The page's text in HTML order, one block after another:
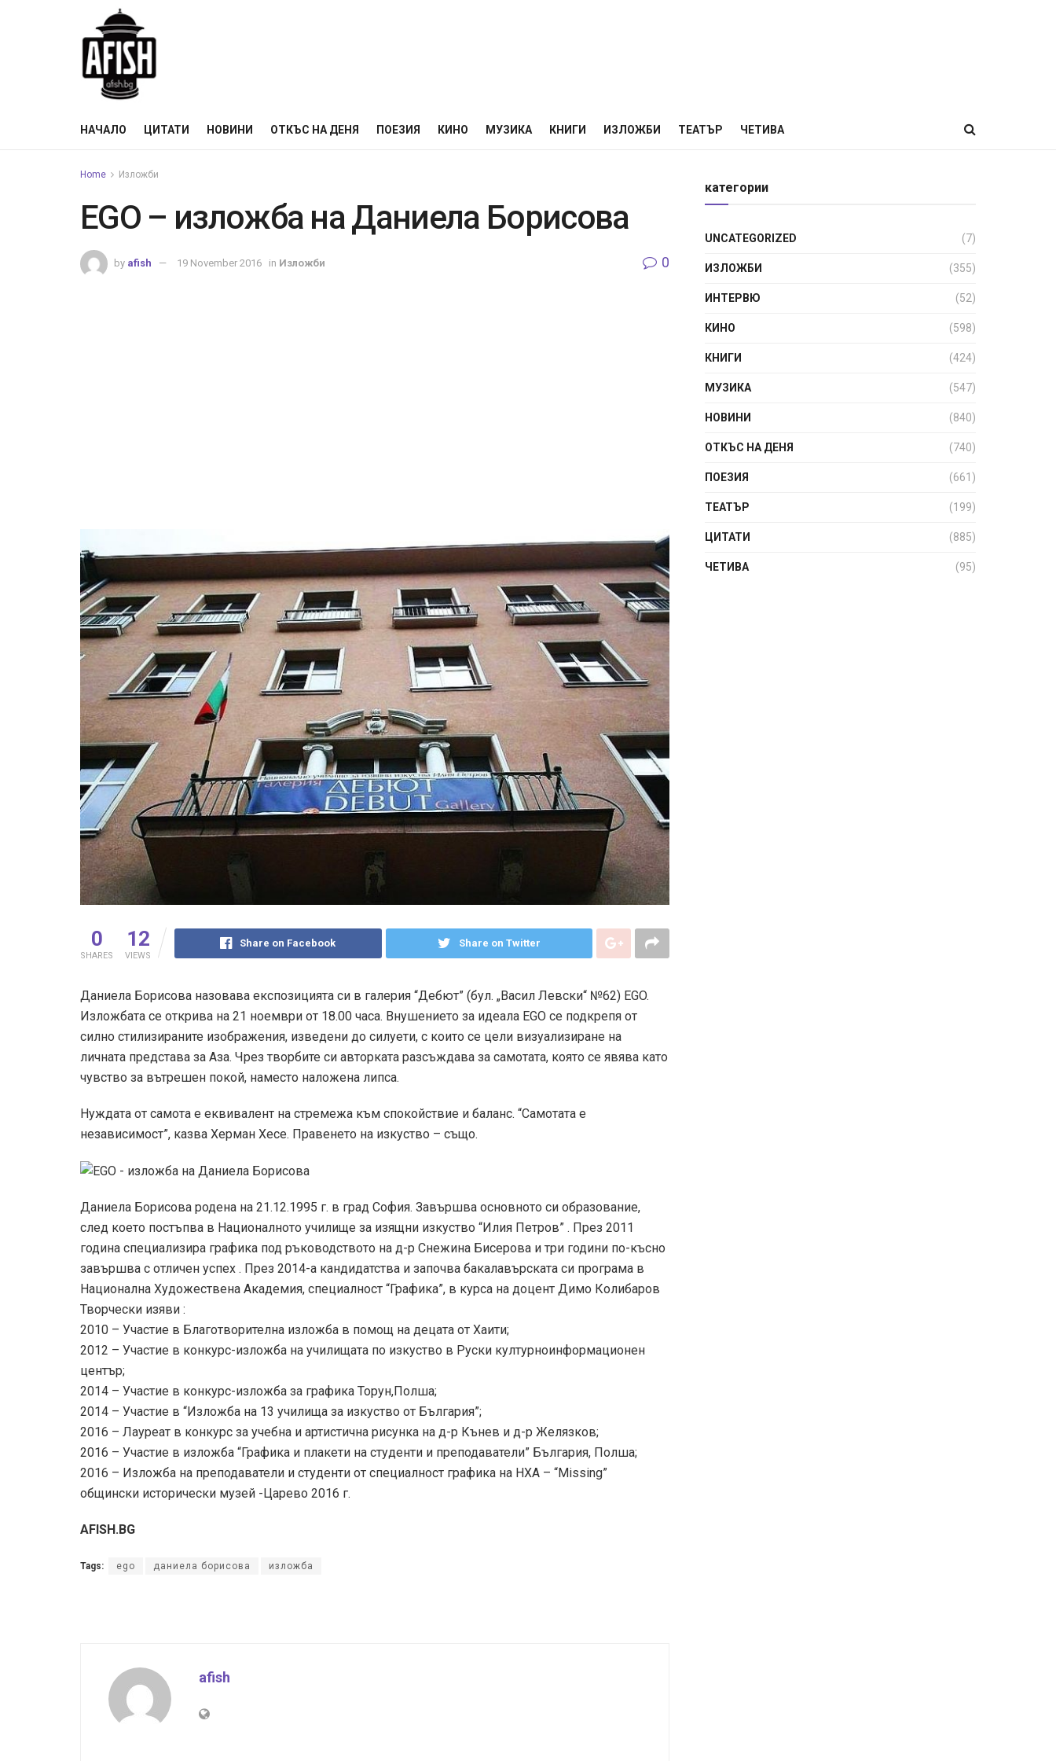
НАЧАЛО ЦИТАТИ НОВИНИ ОТКЪС НА ДЕНЯ ПОЕЗИЯ КИНО МУЗИКА КНИГИ ИЗЛОЖБИ ТЕАТЪР ЧЕТИВА
Home Изложби
EGO – изложба на Даниела Борисова
by afish 19 November 2016 in Изложби 0
0
SHARES
12
VIEWS
Share on Facebook Share on Twitter
Даниела Борисова назовава експозицията си в галерия “Дебют” (бул. „Васил Левски“ №62) EGO.
Изложбата се открива на 21 ноември от 18.00 часа. Внушението за идеала ЕGO се подкрепя от
силно стилизираните изображения, изведени до силуети, с които се цели визуализиране на
личната представа за Аза. Чрез творбите си авторката разсъждава за самотата, която се явява като
чувство за вътрешен покой, наместо наложена липса.
Нуждата от самота е еквивалент на стремежа към спокойствие и баланс. “Самотата е
независимост”, казва Херман Хесе. Правенето на изкуство – също.
Даниела Борисова родена на 21.12.1995 г. в град София. Завършва основното си образование,
след което постъпва в Националното училище за изящни изкуство “Илия Петров” . През 2011
година специализира графика под ръководството на д-р Снежина Бисерова и три години по-късно
завършва с отличен успех . През 2014-а кандидатства и започва бакалавърската си програма в
Национална Художествена Академия, специалност “Графика”, в курса на доцент Димо Колибаров
Творчески изяви :
2010 – Участие в Благотворителна изложба в помощ на децата от Хаити;
2012 – Участие в конкурс-изложба на училищата по изкуство в Руски културноинформационен
център;
2014 – Участие в конкурс-изложба за графика Торун,Полша;
2014 – Участие в “Изложба на 13 училища за изкуство от България”;
2016 – Лауреат в конкурс за учебна и артистична рисунка на д-р Кънев и д-р Желязков;
2016 – Участие в изложба “Графика и плакети на студенти и преподаватели” България, Полша;
2016 – Изложба на преподаватели и студенти от специалност графика на НХА – “Мissing”
общински исторически музей -Царево 2016 г.
AFISH.BG
Tags: ego даниела борисова изложба
afish
категории
UNCATEGORIZED (7)
ИЗЛОЖБИ (355)
ИНТЕРВЮ (52)
КИНО (598)
КНИГИ (424)
МУЗИКА (547)
НОВИНИ (840)
ОТКЪС НА ДЕНЯ (740)
ПОЕЗИЯ (661)
ТЕАТЪР (199)
ЦИТАТИ (885)
ЧЕТИВА (95)